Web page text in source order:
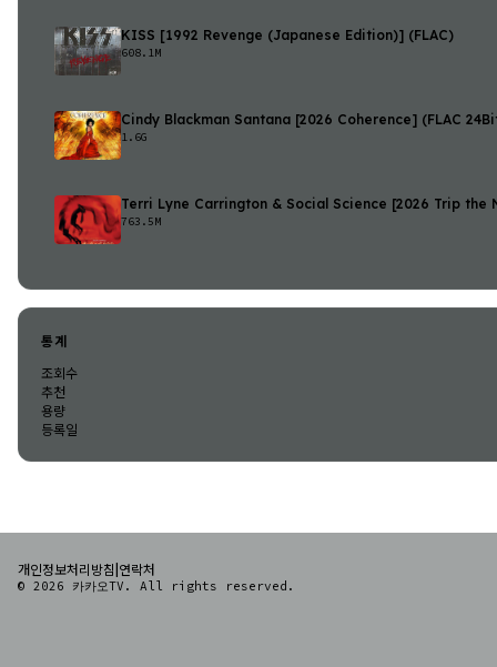
KISS [1992 Revenge (Japanese Edition)] (FLAC)
608.1M
Cindy Blackman Santana [2026 Coherence] (FLAC
1.6G
Terri Lyne Carrington & Social Science [2026 Trip the
763.5M
통계
조회수
추천
용량
등록일
개인정보처리방침 연락처
© 2026 카카오TV. All rights reserved.